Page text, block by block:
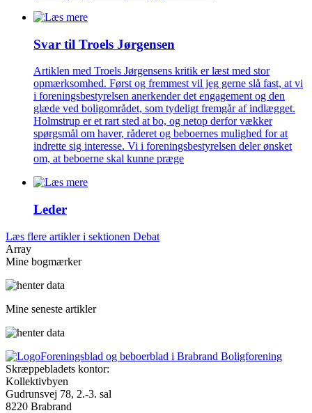
Svar til Troels Jørgensen
Artiklen med Troels Jørgensens kritik er læst med stor
opmærksomhed. Først og fremmest vil jeg gerne slå fast, at vi
i foreningsbestyrelsen anerkender det engagement og den
glæde ved boligområdet, som tydeligt fremgår af indlægget.
Holmstrup er et rart sted at bo, og netop derfor vækker
spørgsmål om haver, råderet og beboernes mulighed for at
indrette sig interesse. Vi i foreningsbestyrelsen deler ønsket
om, at beboerne skal kunne præge
Leder
Læs flere artikler i sektionen Debat
Array
Mine bogmærker
Mine seneste artikler
Foreningsblad og beboerblad i Brabrand Boligforening
Skræppebladets kontor:
Kollektivbyen
Gudrunsvej 78, 2.-3. sal
8220 Brabrand